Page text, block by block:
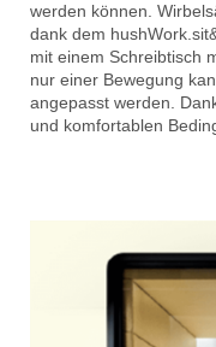
werden können.
dank dem
mit einem Schreibtisch
nur einer Bewegung
angepasst werden.
und komfortablen